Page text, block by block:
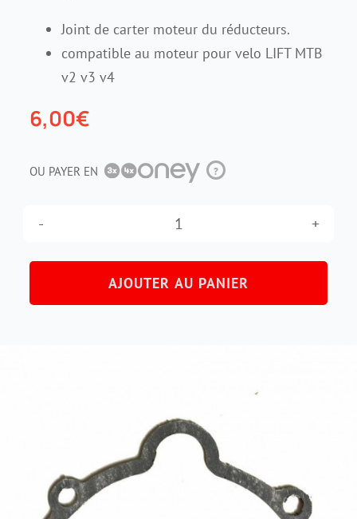
Joint de carter moteur du réducteurs.
compatible au moteur pour velo LIFT MTB
v2 v3 v4
6,00€
OU PAYER EN ?
quantité
de
Joint
AJOUTER AU PANIER